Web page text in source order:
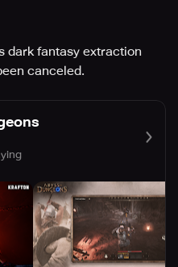
dark fantasy extraction
canceled.